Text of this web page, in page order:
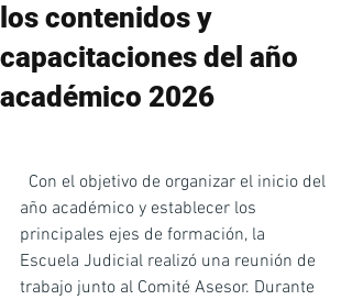
los contenidos y
capacitaciones del año
académico 2026
Con el objetivo de organizar el inicio del
año académico y establecer los
principales ejes de formación, la
Escuela Judicial realizó una reunión de
trabajo junto al Comité Asesor. Durante